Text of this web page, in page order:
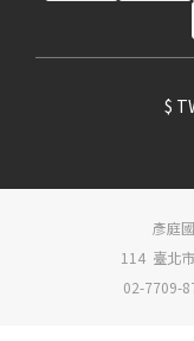
$
彥庭
114 臺北
02-7709-